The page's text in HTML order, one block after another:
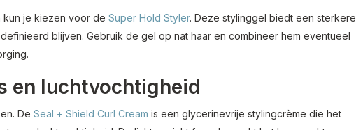
kun je kiezen voor de Super Hold Styler. Deze stylinggel biedt een sterkere
blijven. Gebruik de gel op nat haar en combineer hem eventueel
en luchtvochtigheid
De Seal + Shield Curl Cream is een glycerinevrije stylingcrème die het